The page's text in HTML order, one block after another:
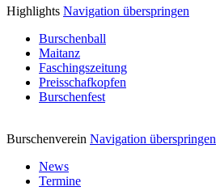
Highlights Navigation überspringen
Burschenball
Maitanz
Faschingszeitung
Preisschafkopfen
Burschenfest
Burschenverein Navigation überspringen
News
Termine